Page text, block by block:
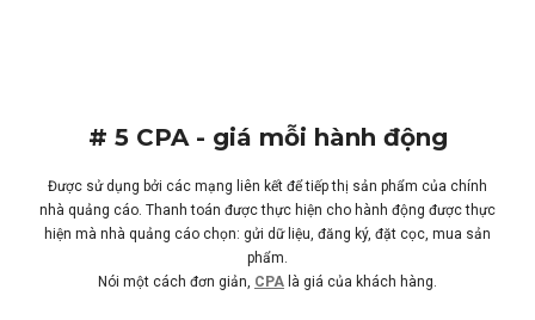
# 5 CPA - giá mỗi hành động
Được sử dụng bởi các mạng liên kết để tiếp thị sản phẩm của chính
nhà quảng cáo. Thanh toán được thực hiện cho hành động được thực
hiện mà nhà quảng cáo chọn: gửi dữ liệu, đăng ký, đặt cọc, mua sản
phẩm.
Nói một cách đơn giản, CPA là giá của khách hàng.